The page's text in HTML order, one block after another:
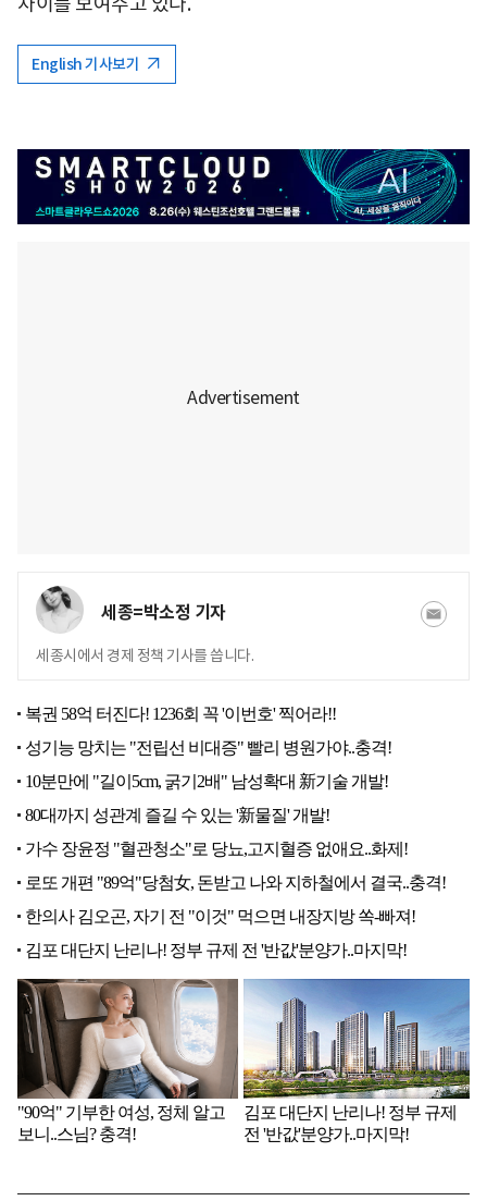
English 기사보기
세종=박소정 기자
세종시에서 경제 정책 기사를 씁니다.